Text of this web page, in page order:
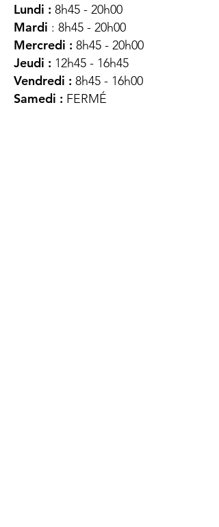
Lundi : 8h45 - 20h00
Mardi : 8h45 - 20h00
Mercredi : 8h45 - 20h00
Jeudi : 12h45 - 16h45
Vendredi : 8h45 - 16h00
Samedi : FERMÉ